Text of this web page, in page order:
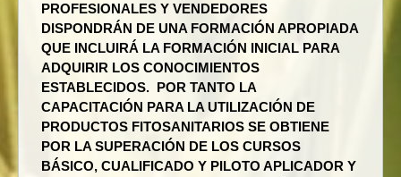
PROFESIONALES Y VENDEDORES
DISPONDRÁN DE UNA FORMACIÓN APROPIADA
QUE INCLUIRÁ LA FORMACIÓN INICIAL PARA
ADQUIRIR LOS CONOCIMIENTOS
ESTABLECIDOS. POR TANTO LA
CAPACITACIÓN PARA LA UTILIZACIÓN DE
PRODUCTOS FITOSANITARIOS SE OBTIENE
POR LA SUPERACIÓN DE LOS CURSOS
BÁSICO, CUALIFICADO Y PILOTO APLICADOR Y